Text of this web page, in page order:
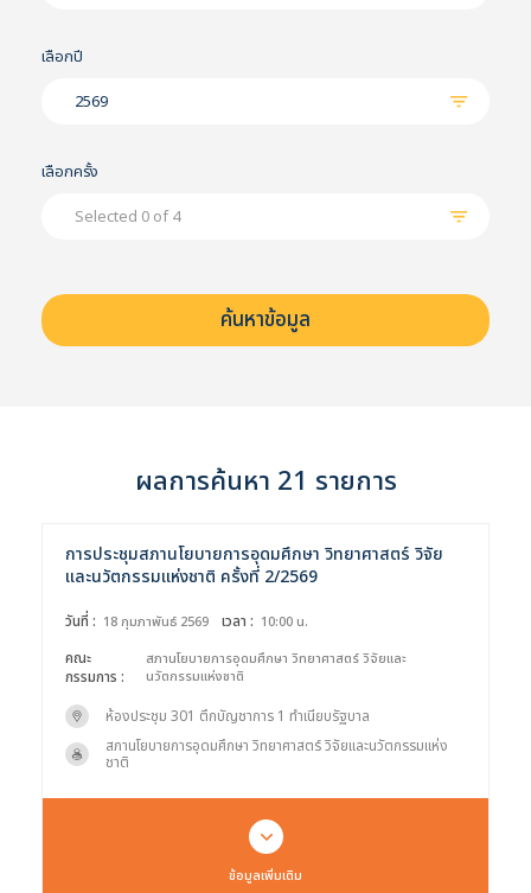
เลือกปี
2569
เลือกครั้ง
Selected 0 of 4
ผลการค้นหา 21 รายการ
การประชุมสภานโยบายการอุดมศึกษา วิทยาศาสตร์ วิจัย
และนวัตกรรมแห่งชาติ ครั้งที่ 2/2569
วันที่ : 18 กุมภาพันธ์ 2569 เวลา : 10:00 น.
คณะ
กรรมการ :
สภานโยบายการอุดมศึกษา วิทยาศาสตร์ วิจัยและ
นวัตกรรมแห่งชาติ
ห้องประชุม 301 ตึกบัญชาการ 1 ทำเนียบรัฐบาล
สภานโยบายการอุดมศึกษา วิทยาศาสตร์ วิจัยและนวัตกรรมแห่ง
ชาติ
ข้อมูลเพิ่มเติม